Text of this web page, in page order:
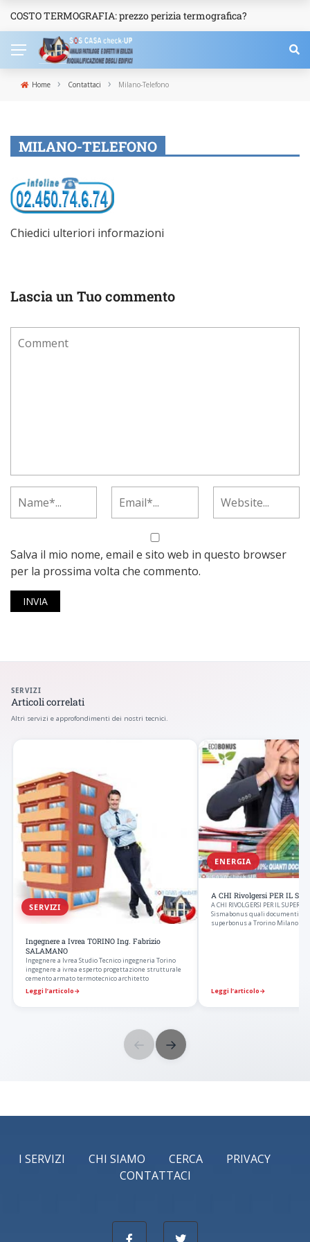
NEWS
COSTO TERMOGRAFIA: prezzo perizia termografica?
Home › Contattaci › Milano-Telefono
MILANO-TELEFONO
Chiedici ulteriori informazioni
Lascia un Tuo commento
Salva il mio nome, email e sito web in questo browser
per la prossima volta che commento.
SERVIZI
Articoli correlati
Altri servizi e approfondimenti dei nostri tecnici.
SERVIZI
Ingegnere a Ivrea TORINO Ing. Fabrizio
SALAMANO
Ingegnere a Ivrea Studio Tecnico ingegneria Torino
ingegnere a ivrea esperto progettazione strutturale
cemento armato termotecnico architetto
Leggi l’articolo→
ENERGIA
A CHI Rivolgersi PER IL
A CHI RIVOLGERSI PER IL
Sismabonus quali documenti
superbonus a Trorino Milano
Leggi l’articolo→
← →
I SERVIZI CHI SIAMO CERCA
PRIVACY
CONTATTACI